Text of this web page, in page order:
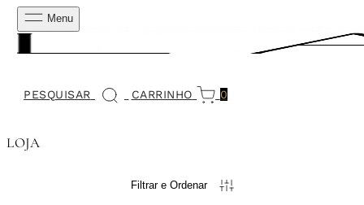
Menu
PESQUISAR CARRINHO 0
LOJA
Filtrar e Ordenar